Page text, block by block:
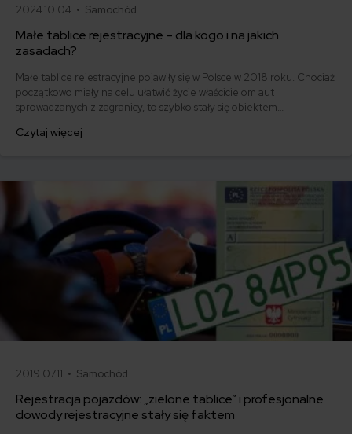
2024.10.04 • Samochód
Małe tablice rejestracyjne – dla kogo i na jakich
zasadach?
Małe tablice rejestracyjne pojawiły się w Polsce w 2018 roku. Chociaż
początkowo miały na celu ułatwić życie właścicielom aut
sprowadzanych z zagranicy, to szybko stały się obiektem
rezultacie ustawodawca musiał zareagować i wprowadzić szereg
Czytaj więcej
2019.07.11 • Samochód
Rejestracja pojazdów: „zielone tablice” i profesjonalne
dowody rejestracyjne stały się faktem